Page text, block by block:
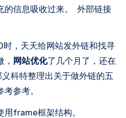
的信息吸收过来。 外部链接
时，天天给网站发外链和找寻
网站优化了几个月了，还在
科特整理出关于做外链的五
参考。
frame框架结构。